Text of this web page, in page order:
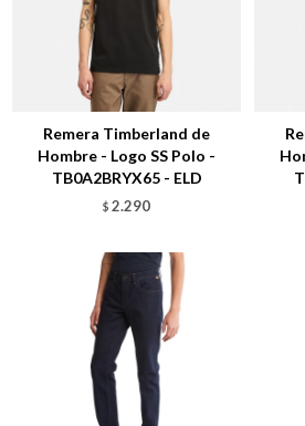
Remera Timberland de
Hombre - Logo SS Polo -
TB0A2BRYX65 - ELD
$ 2.290